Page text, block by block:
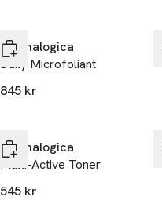
Dermalogica
Daily Microfoliant
845 kr
Dermalogica
Multi-Active Toner
545 kr